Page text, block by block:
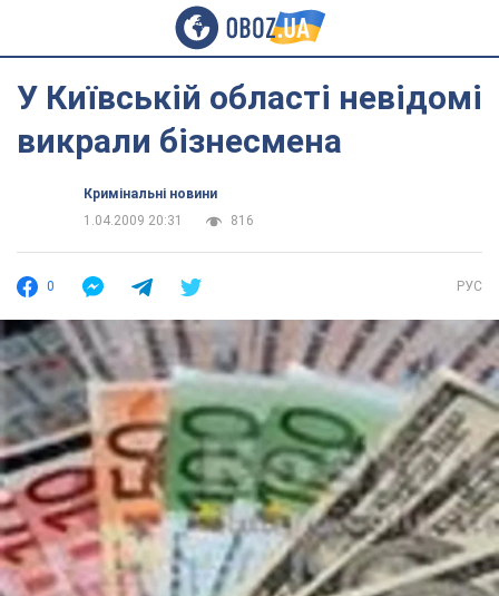
У Київській області невідомі
викрали бізнесмена
Кримінальні новини
1.04.2009 20:31
816
0 РУС